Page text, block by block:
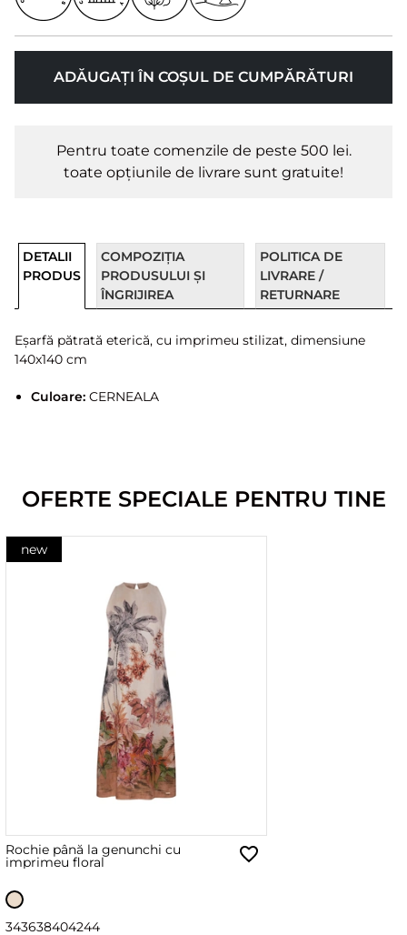
ADĂUGAȚI ÎN COȘUL DE CUMPĂRĂTURI
Pentru toate comenzile de peste 500 lei.
toate opțiunile de livrare sunt gratuite!
DETALII
PRODUS
COMPOZIȚIA
PRODUSULUI ȘI
ÎNGRIJIREA
POLITICA DE
LIVRARE /
RETURNARE
Eșarfă pătrată eterică, cu imprimeu stilizat, dimensiune
140x140 cm
Culoare:CERNEALA
OFERTE SPECIALE PENTRU TINE
new
Rochie până la genunchi cu
imprimeu floral
343638404244